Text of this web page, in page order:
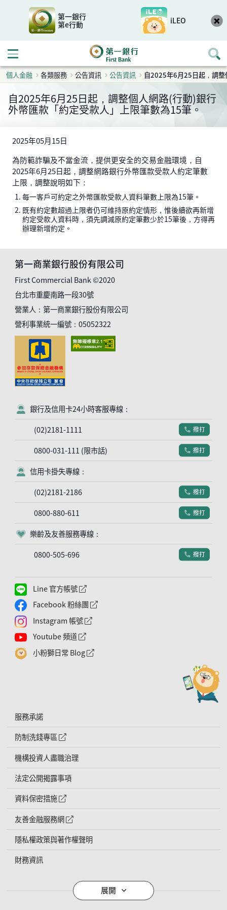
第一銀行
第e行動
iLEO
開啟行動選單
個人金融 各類服務 公告資訊 公告資訊 自2025年6月25日起，調
自2025年6月25日起，調整個人網路(行動)銀行
外幣匯款「約定受款人」上限筆數為15筆。
2025年05月15日
為防範詐騙及不當金流，提供更安全的交易金融環境，自
2025年6月25日起，調整網路銀行外幣匯款受款人約定筆數
上限，調整說明如下：
每一客戶可約定之外幣匯款受款人資料筆數上限為15筆。
既有約定數超過上限者仍可維持原約定情形，惟後續欲再新增
約定受款人資料時，須先調減原約定筆數少於15筆後，方得再
辦理新增約定。
第一商業銀行股份有限公司
First Commercial Bank ©2020
台北市重慶南路一段30號
營業人：第一商業銀行股份有限公司
營利事業統一編號：05052322
客服符號
銀行及信用卡24小時客服專線：
(02)2181-1111
電話符號
撥打
0800-031-111 (限市話) 電話符號
撥打
客服符號
信用卡掛失專線：
(02)2181-2186
電話符號
撥打
0800-880-611 電話符號
撥打
客服符號
樂齡及友善服務專線：
0800-505-696
電話符號
撥打
Line 官方帳號 外網連結符號
Facebook 粉絲團 外網連結符號
Instagram 帳號 外網連結符號
Youtube 頻道 外網連結符號
小粉獅日常 Blog 外網連結符號
服務承諾
防制洗錢專區
外網連結符號
機構投資人盡職治理
法定公開揭露事項
資料保密措施
外網連結符號
友善金融服務網 外網連結符號
隱私權政策與著作權聲明
財務資訊
導覽列